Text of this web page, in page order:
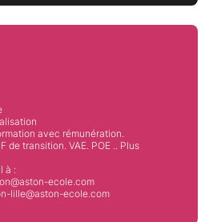
avec rémunération.
de transition. VAE. POE .. Plus
à :
ecole.com
lille@aston-ecole.com